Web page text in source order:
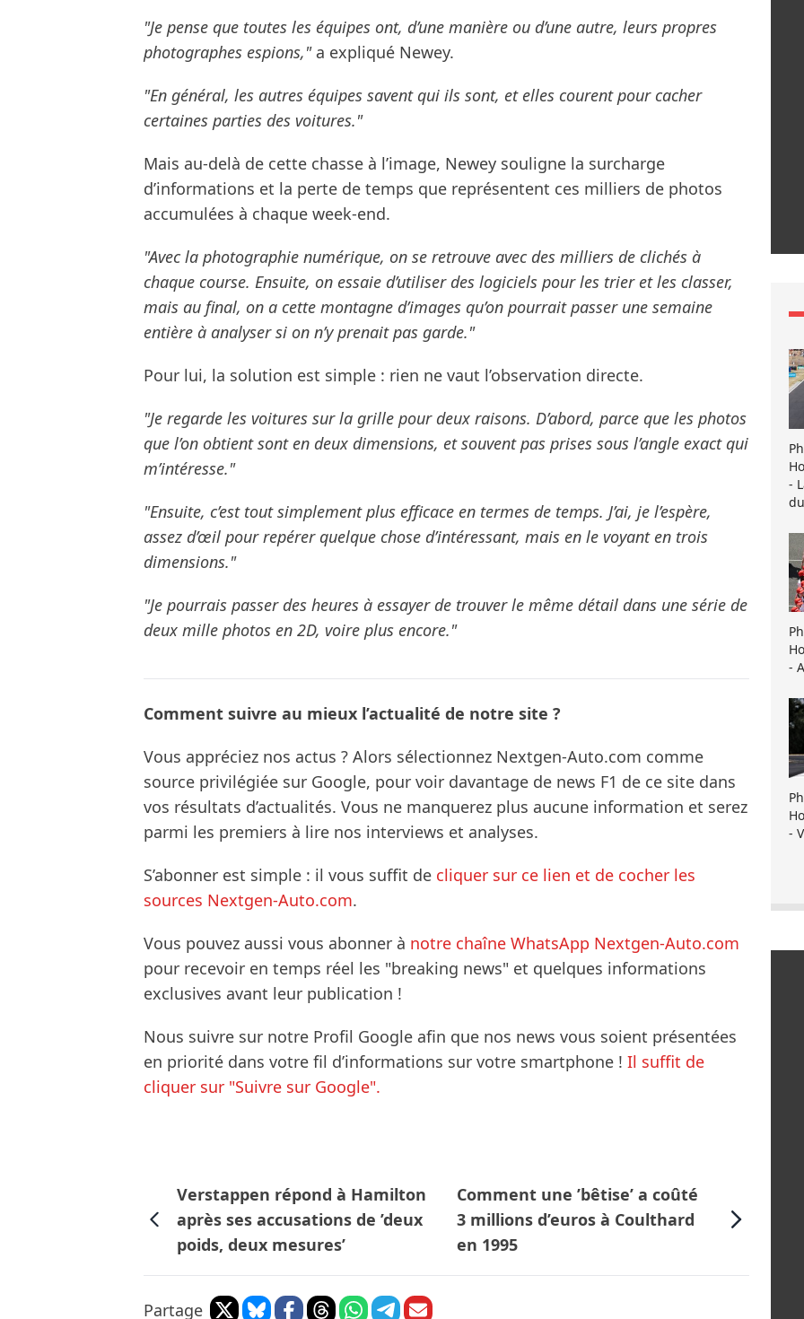
"Je pense que toutes les équipes ont, d’une manière ou d’une autre, leurs propres
photographes espions,"a expliqué Newey.
"En général, les autres équipes savent qui ils sont, et elles courent pour cacher
certaines parties des voitures."
Mais au-delà de cette chasse à l’image, Newey souligne la surcharge
d’informations et la perte de temps que représentent ces milliers de photos
accumulées à chaque week-end.
"Avec la photographie numérique, on se retrouve avec des milliers de clichés à
chaque course. Ensuite, on essaie d’utiliser des logiciels pour les trier et les classer,
mais au final, on a cette montagne d’images qu’on pourrait passer une semaine
entière à analyser si on n’y prenait pas garde."
Pour lui, la solution est simple : rien ne vaut l’observation directe.
"Je regarde les voitures sur la grille pour deux raisons. D’abord, parce que les photos
que l’on obtient sont en deux dimensions, et souvent pas prises sous l’angle exact qui
m’intéresse."
"Ensuite, c’est tout simplement plus efficace en termes de temps. J’ai, je l’espère,
assez d’œil pour repérer quelque chose d’intéressant, mais en le voyant en trois
dimensions."
"Je pourrais passer des heures à essayer de trouver le même détail dans une série de
deux mille photos en 2D, voire plus encore."
Comment suivre au mieux l’actualité de notre site ?
Vous appréciez nos actus ? Alors sélectionnez Nextgen-Auto.com comme
source privilégiée sur Google, pour voir davantage de news F1 de ce site dans
vos résultats d’actualités. Vous ne manquerez plus aucune information et serez
parmi les premiers à lire nos interviews et analyses.
S’abonner est simple : il vous suffit de cliquer sur ce lien et de cocher les
sources Nextgen-Auto.com.
Vous pouvez aussi vous abonner à notre chaîne WhatsApp Nextgen-Auto.com
pour recevoir en temps réel les "breaking news" et quelques informations
exclusives avant leur publication !
Nous suivre sur notre Profil Google afin que nos news vous soient présentées
en priorité dans votre fil d’informations sur votre smartphone ! Il suffit de
cliquer sur "Suivre sur Google".
Verstappen répond à Hamilton
après ses accusations de ’deux
poids, deux mesures’
Comment une ’bêtise’ a coûté
3 millions d’euros à Coulthard
en 1995
Partage
-
-
-